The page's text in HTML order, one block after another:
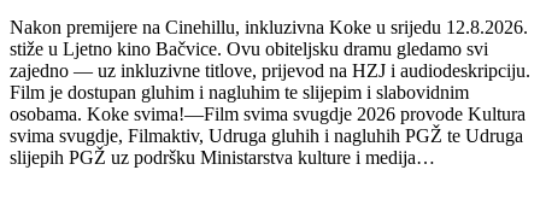
Hvaru”
Nakon premijere na Cinehillu, inkluzivna Koke u srijedu 12.8.2026.
stiže u Ljetno kino Bačvice. Ovu obiteljsku dramu gledamo svi
zajedno — uz inkluzivne titlove, prijevod na HZJ i audiodeskripciju.
Film je dostupan gluhim i nagluhim te slijepim i slabovidnim
osobama. Koke svima!—Film svima svugdje 2026 provode Kultura
svima svugdje, Filmaktiv, Udruga gluhih i nagluhih PGŽ te Udruga
slijepih PGŽ uz podršku Ministarstva kulture i medija…